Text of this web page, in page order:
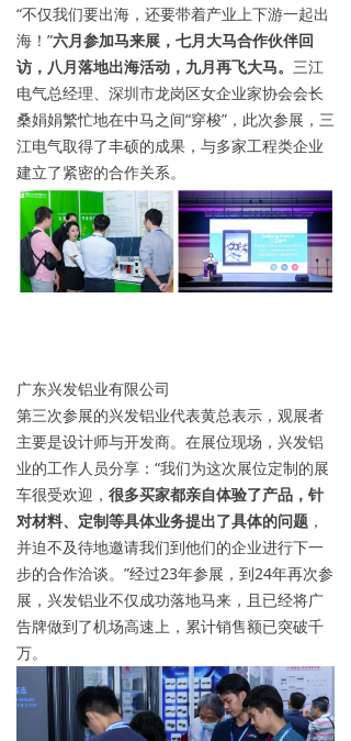
“不仅我们要出海，还要带着产业上下游一起出
海！”六月参加马来展，七月大马合作伙伴回
访，八月落地出海活动，九月再飞大马。 三江
电气总经理、深圳市龙岗区女企业家协会会长
桑娟娟繁忙地在中马之间“穿梭”，此次参展，三
江电气取得了丰硕的成果，与多家工程类企业
建立了紧密的合作关系。
广东兴发铝业有限公司
第三次参展的兴发铝业代表黄总表示，观展者
主要是设计师与开发商。在展位现场，兴发铝
业的工作人员分享：“我们为这次展位定制的展
车很受欢迎， 很多买家都亲自体验了产品，针
对材料、定制等具体业务提出了具体的问题 ，
并迫不及待地邀请我们到他们的企业进行下一
步的合作洽谈。”经过23年参展，到24年再次参
展，兴发铝业不仅成功落地马来，且已经将广
告牌做到了机场高速上，累计销售额已突破千
万。